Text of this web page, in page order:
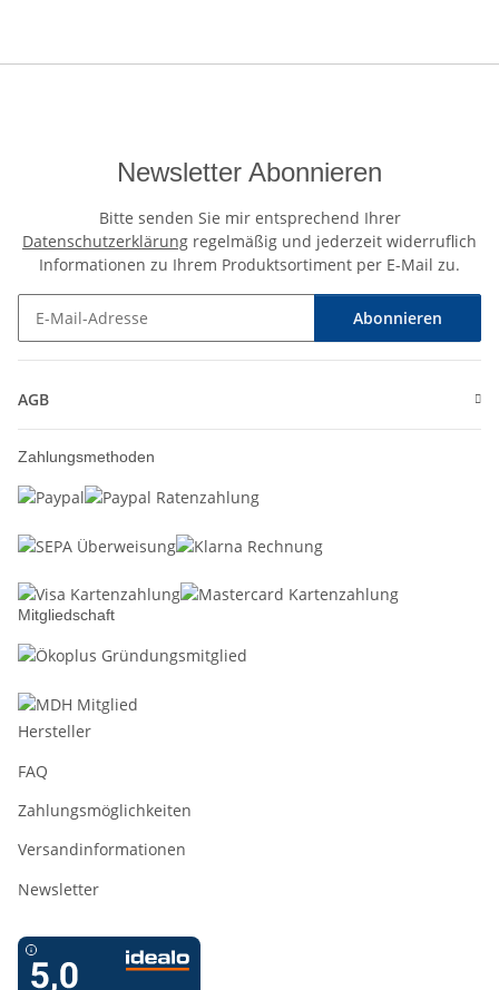
Newsletter Abonnieren
Bitte senden Sie mir entsprechend Ihrer
Datenschutzerklärung regelmäßig und jederzeit widerruflich
Informationen zu Ihrem Produktsortiment per E-Mail zu.
Abonnieren
AGB
Zahlungsmethoden
Mitgliedschaft
Hersteller
FAQ
Zahlungsmöglichkeiten
Versandinformationen
Newsletter